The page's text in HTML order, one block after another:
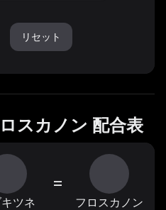
リセット
スカノン 配合表
ツネ
=
フロスカノン